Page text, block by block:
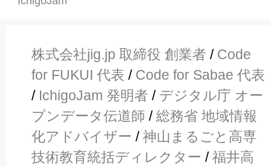
株式会社jig.jp 取締役 創業者 / Code
for FUKUI 代表 / Code for Sabae 代表
/ IchigoJam 発明者 / デジタル庁 オー
プンデータ伝道師 /総務省 地域情報
化アドバイザー /神山まるごと高専
技術教育統括ディレクター /福井高